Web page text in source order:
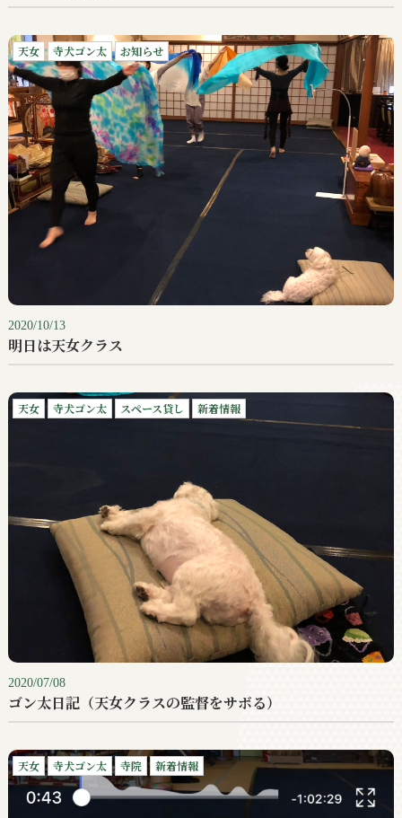
天女 寺犬ゴン太 お知らせ
2020/10/13
明日は天女クラス
天女 寺犬ゴン太 スペース貸し 新着情報
2020/07/08
ゴン太日記（天女クラスの監督をサボる）
天女 寺犬ゴン太 寺院 新着情報